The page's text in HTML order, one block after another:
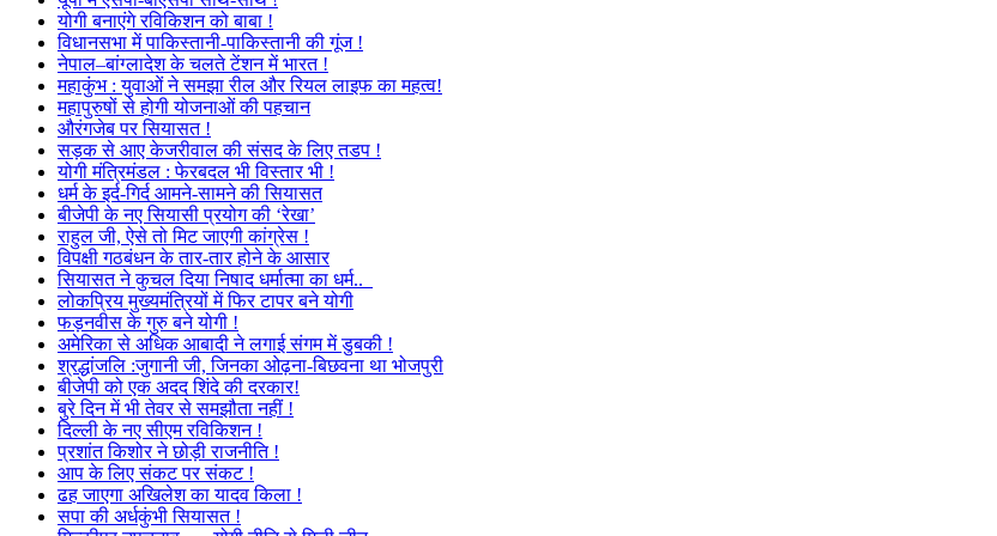
योगी बनाएंगे रविकिशन को बाबा !
विधानसभा में पाकिस्तानी-पाकिस्तानी की गूंज !
नेपाल–बांग्लादेश के चलते टेंशन में भारत !
महाकुंभ : युवाओं ने समझा रील और रियल लाइफ का महत्व!
महापुरुषों से होगी योजनाओं की पहचान
औरंगजेब पर सियासत !
सड़क से आए केजरीवाल की संसद के लिए तडप !
योगी मंत्रिमंडल : फेरबदल भी विस्तार भी !
धर्म के इर्द-गिर्द आमने-सामने की सियासत
बीजेपी के नए सियासी प्रयोग की ‘रेखा’
राहुल जी, ऐसे तो मिट जाएगी कांग्रेस !
विपक्षी गठबंधन के तार-तार होने के आसार
सियासत ने कुचल दिया निषाद धर्मात्मा का धर्म..
लोकप्रिय मुख्यमंत्रियों में फिर टापर बने योगी
फड़नवीस के गुरु बने योगी !
अमेरिका से अधिक आबादी ने लगाई संगम में डुबकी !
श्रद्धांजलि :जुगानी जी, जिनका ओढ़ना-बिछवना था भोजपुरी
बीजेपी को एक अदद शिंदे की दरकार!
बुरे दिन में भी तेवर से समझौता नहीं !
दिल्ली के नए सीएम रविकिशन !
प्रशांत किशोर ने छोड़ी राजनीति !
आप के लिए संकट पर संकट !
ढह जाएगा अखिलेश का यादव किला !
सपा की अर्धकुंभी सियासत !